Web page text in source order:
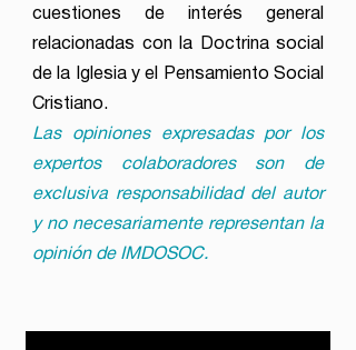
cuestiones de interés general
relacionadas con la Doctrina social
de la Iglesia y el Pensamiento Social
Cristiano.
Las opiniones expresadas por los
expertos colaboradores son de
exclusiva responsabilidad del autor
y no necesariamente representan la
opinión de IMDOSOC.